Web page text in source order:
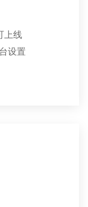
上线
设置